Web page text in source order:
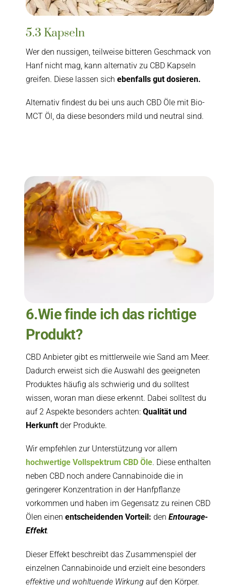
5.3 Kapseln
Wer den nussigen, teilweise bitteren Geschmack von
Hanf nicht mag, kann alternativ zu CBD Kapseln
greifen. Diese lassen sich ebenfalls gut dosieren.
Alternativ findest du bei uns auch CBD Öle mit Bio-
MCT Öl, da diese besonders mild und neutral sind.
6.Wie finde ich das richtige
Produkt?
CBD Anbieter gibt es mittlerweile wie Sand am Meer.
Dadurch erweist sich die Auswahl des geeigneten
Produktes häufig als schwierig und du solltest
wissen, woran man diese erkennt. Dabei solltest du
auf 2 Aspekte besonders achten: Qualität und
Herkunft der Produkte.
Wir empfehlen zur Unterstützung vor allem
hochwertige Vollspektrum CBD Öle. Diese enthalten
neben CBD noch andere Cannabinoide die in
geringerer Konzentration in der Hanfpflanze
vorkommen und haben im Gegensatz zu reinen CBD
Ölen einen entscheidenden Vorteil: den Entourage-
Effekt.
Dieser Effekt beschreibt das Zusammenspiel der
einzelnen Cannabinoide und erzielt eine besonders
effektive und wohltuende Wirkung auf den Körper.